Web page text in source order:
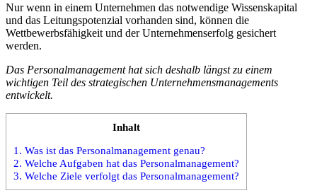
Nur wenn in einem Unternehmen das notwendige Wissenskapital
und das Leitungspotenzial vorhanden sind, können die
Wettbewerbsfähigkeit und der Unternehmenserfolg gesichert
werden.
Das Personalmanagement hat sich deshalb längst zu einem
wichtigen Teil des strategischen Unternehmensmanagements
entwickelt.
Inhalt
1. Was ist das Personalmanagement genau?
2. Welche Aufgaben hat das Personalmanagement?
3. Welche Ziele verfolgt das Personalmanagement?